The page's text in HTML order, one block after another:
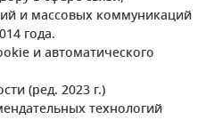
и массовых коммуникаций
года.
и автоматического
(ред. 2023 г.)
технологий